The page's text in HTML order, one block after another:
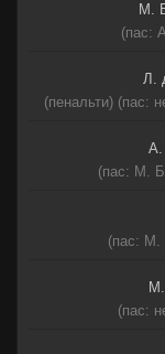
М.
(пас:
Л.
(пенальти) (пас:
А.
(пас: М.
(пас: М.
(пас: